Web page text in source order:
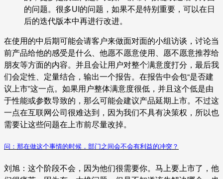
的问题。很多UI的问题，如果不是特别重要，可以在日
后的迭代版本中再进行改进。
在使用的中后期可能会请客户来做面对面的小组访谈，讨论当
前产品给他的感受是什么、他愿不愿意使用、愿不愿意推荐给
朋友等方面的内容。并且会让用户对整个满意度打分，最后我
们会定性、定量结合，输出一个报告。在报告中会包“是否建
议上市”这一点。如果用户整体满意度很低，并且这个低是由
于性能或参数导致的，那么可能会建议产品延期上市。不过这
一点在互联网公司很难达到，因为我们不具有决策权，所以也
需要让这些问题在上市前尽量改掉。
问：那在做这个事情的时候，部门之间会不会有利益的冲突？
刘旭：这个阶段不会，因为他们很需要你。马上要上市了，他